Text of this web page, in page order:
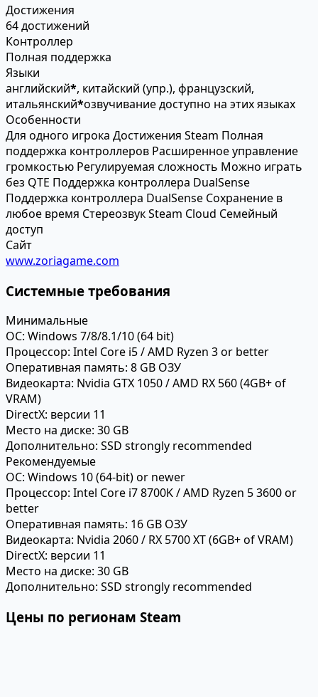
Достижения
64 достижений
Контроллер
Полная поддержка
Языки
английский*, китайский (упр.), французский,
итальянский*озвучивание доступно на этих языках
Особенности
Для одного игрока Достижения Steam Полная
поддержка контроллеров Расширенное управление
громкостью Регулируемая сложность Можно играть
без QTE Поддержка контроллера DualSense
Поддержка контроллера DualSense Сохранение в
любое время СтереозвукSteam Cloud Семейный
доступ
Сайт
www.zoriagame.com
Системные требования
Минимальные
ОС: Windows 7/8/8.1/10 (64 bit)
Процессор: Intel Core i5 / AMD Ryzen 3 or better
Оперативная память: 8 GB ОЗУ
Видеокарта: Nvidia GTX 1050 / AMD RX 560 (4GB+ of
VRAM)
DirectX: версии 11
Место на диске: 30 GB
Дополнительно: SSD strongly recommended
Рекомендуемые
ОС: Windows 10 (64-bit) or newer
Процессор: Intel Core i7 8700K / AMD Ryzen 5 3600 or
better
Оперативная память: 16 GB ОЗУ
Видеокарта: Nvidia 2060 / RX 5700 XT (6GB+ of VRAM)
DirectX: версии 11
Место на диске: 30 GB
Дополнительно: SSD strongly recommended
Цены по регионам Steam